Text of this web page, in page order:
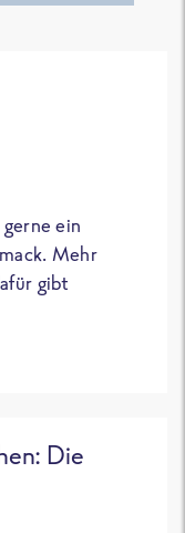
ein
Mehr
gibt
Die